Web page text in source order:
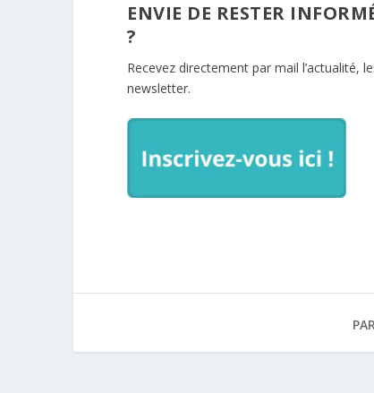
ENVIE DE RESTER
?
Recevez directement par mail
newsletter.